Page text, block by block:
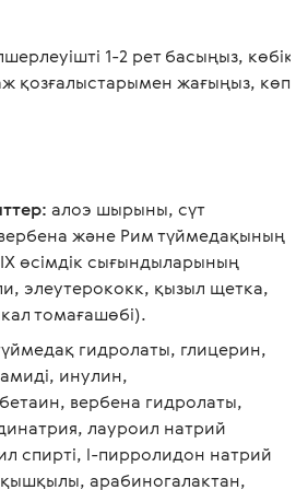
1-2 рет басыңыз,
алоэ шырыны, сүт
және Рим түймедақының
өсімдік сығындыларының
элеутерококк, қызыл щетка,
томағашөбі).
гидролаты, глицерин,
инулин,
вербена гидролаты,
лауроил натрий
спирті, l-пирролидон натрий
арабиногалактан,